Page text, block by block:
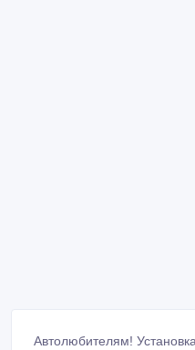
Автолюбителям!